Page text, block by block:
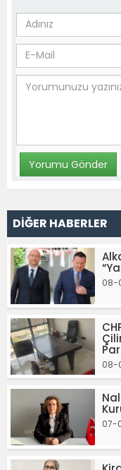
DİĞER HABERLER
08-
08-
07-